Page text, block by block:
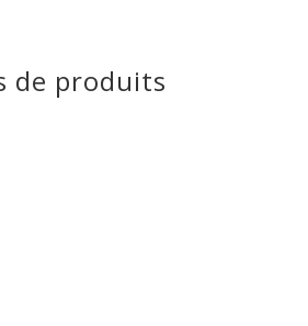
de produits